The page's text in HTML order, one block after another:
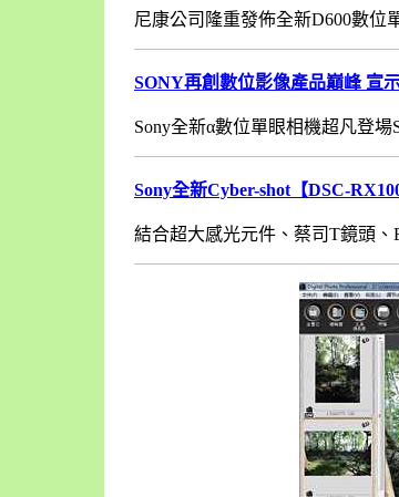
尼康公司隆重發佈全新D600數位
SONY再創數位影像產品巔峰 宣
Sony全新α數位單眼相機超凡登
Sony全新Cyber-shot【DSC-
結合超大感光元件、蔡司T鏡頭、